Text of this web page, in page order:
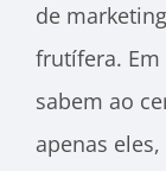
de
frutífera.
sabem ao
apenas